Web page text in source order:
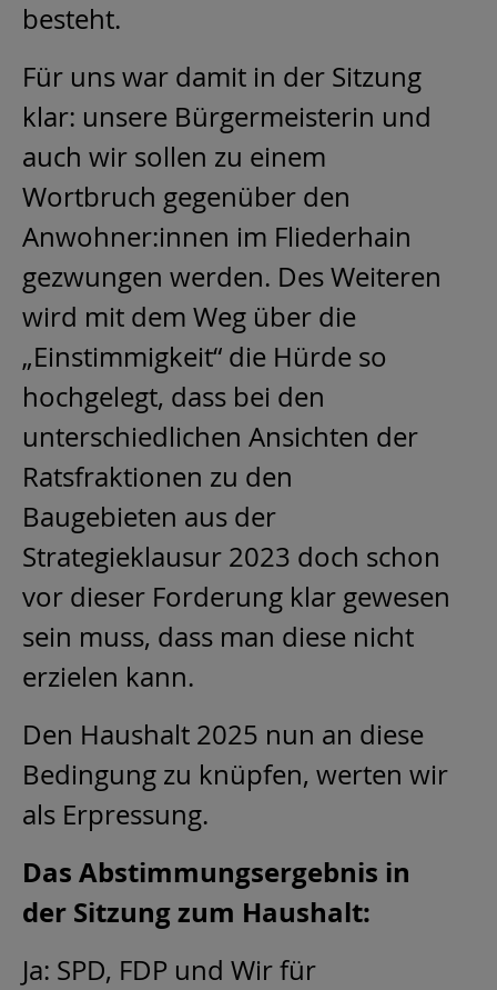
besteht.
Für uns war damit in der Sitzung
klar: unsere Bürgermeisterin und
auch wir sollen zu einem
Wortbruch gegenüber den
Anwohner:innen im Fliederhain
gezwungen werden. Des Weiteren
wird mit dem Weg über die
„Einstimmigkeit“ die Hürde so
hochgelegt, dass bei den
unterschiedlichen Ansichten der
Ratsfraktionen zu den
Baugebieten aus der
Strategieklausur 2023 doch schon
vor dieser Forderung klar gewesen
sein muss, dass man diese nicht
erzielen kann.
Den Haushalt 2025 nun an diese
Bedingung zu knüpfen, werten wir
als Erpressung.
Das Abstimmungsergebnis in
der Sitzung zum Haushalt:
Ja: SPD, FDP und Wir für